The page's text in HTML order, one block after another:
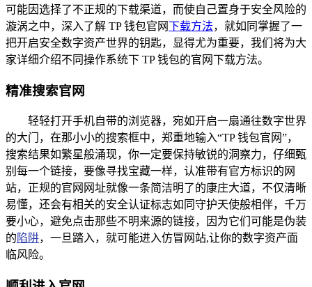
可能因选择了不正规的下载渠道，而使自己置身于安全风险的
漩涡之中，深入了解 TP 钱包官网下载方法，就如同掌握了一
把开启安全数字资产世界的钥匙，显得尤为重要，我们将为大
家详细介绍不同操作系统下 TP 钱包的官网下载方法。
精准搜索官网
轻轻打开手机自带的浏览器，宛如开启一扇通往数字世界
的大门，在那小小的搜索框中，郑重地输入“TP 钱包官网”，
搜索结果如繁星般涌现，你一定要保持敏锐的洞察力，仔细甄
别每一个链接，要像寻找宝藏一样，认准带有官方标识的网
站，正规的官网网址就像一条简洁明了的康庄大道，不仅清晰
易懂，还会有相关的安全认证标志如同守护天使般相伴，千万
要小心，避免点击那些不明来源的链接，因为它们可能是伪装
的 陷阱，一旦踏入，就可能进入仿冒网站,让你的数字资产面
临风险。